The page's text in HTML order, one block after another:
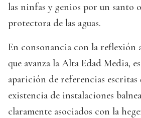
las ninfas y genios por un santo
protectora de las aguas.
En consonancia con la reflexión
que avanza la Alta Edad Media,
aparición de referencias escritas
existencia de instalaciones
claramente asociados con la